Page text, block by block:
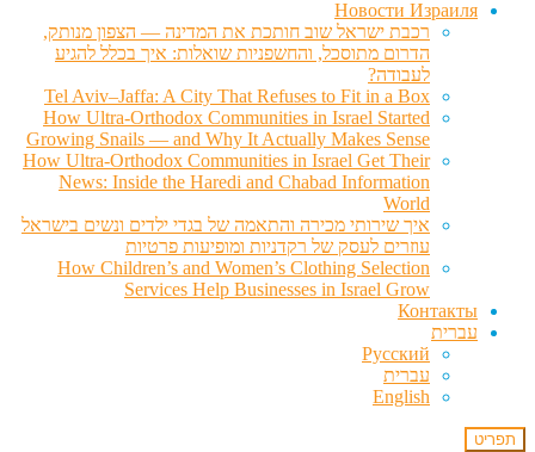
Новости Израиля
רכבת ישראל שוב חותכת את המדינה — הצפון מנותק,
הדרום מתוסכל, והחשפניות שואלות: איך בכלל להגיע
לעבודה?
Tel Aviv–Jaffa: A City That Refuses to Fit in a Box
How Ultra-Orthodox Communities in Israel Started
Growing Snails — and Why It Actually Makes Sense
How Ultra-Orthodox Communities in Israel Get Their
News: Inside the Haredi and Chabad Information
World
איך שירותי מכירה והתאמה של בגדי ילדים ונשים בישראל
עוזרים לעסק של רקדניות ומופיעות פרטיות
How Children’s and Women’s Clothing Selection
Services Help Businesses in Israel Grow
Контакты
עברית
Русский
עברית
English
תפריט